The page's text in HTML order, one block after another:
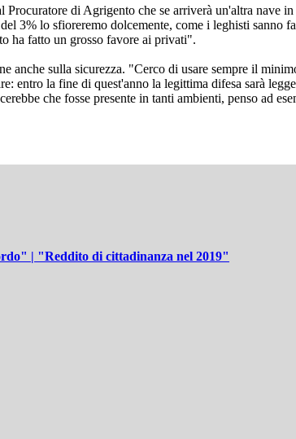
Procuratore di Agrigento che se arriverà un'altra nave
3% lo sfioreremo dolcemente, come i leghisti sanno
ha fatto un grosso favore ai privati".
anche sulla sicurezza. "Cerco di usare sempre il
entro la fine di quest'anno la legittima difesa sarà
che fosse presente in tanti ambienti, penso ad
| "Reddito di cittadinanza nel 2019"